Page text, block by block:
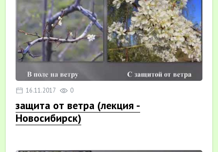
16.11.2017 0
защита от ветра (лекция -
Новосибирск)